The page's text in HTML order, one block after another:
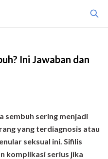
Ini Jawaban dan
sembuh sering menjadi
yang terdiagnosis atau
seksual ini. Sifilis
komplikasi serius jika